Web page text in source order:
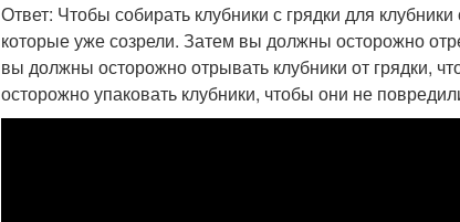
Ответ: Чтобы собирать клубники с грядки для
которые уже созрели. Затем вы должны осторожно
вы должны осторожно отрывать клубники от грядки,
осторожно упаковать клубники, чтобы они не